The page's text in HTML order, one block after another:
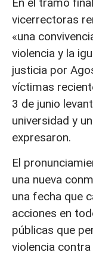
vicerrectoras
«una
violencia y la
justicia por
víctimas
3 de junio
universidad y
expresaron.
El
una nueva
una fecha que
acciones en
públicas que
violencia